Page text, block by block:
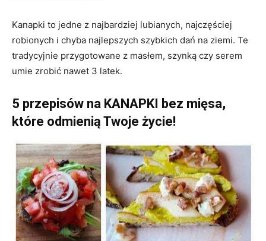
Kanapki to jedne z najbardziej lubianych, najczęściej
robionych i chyba najlepszych szybkich dań na ziemi. Te
tradycyjnie przygotowane z masłem, szynką czy serem
umie zrobić nawet 3 latek.
5 przepisów na KANAPKI bez mięsa,
które odmienią Twoje życie!